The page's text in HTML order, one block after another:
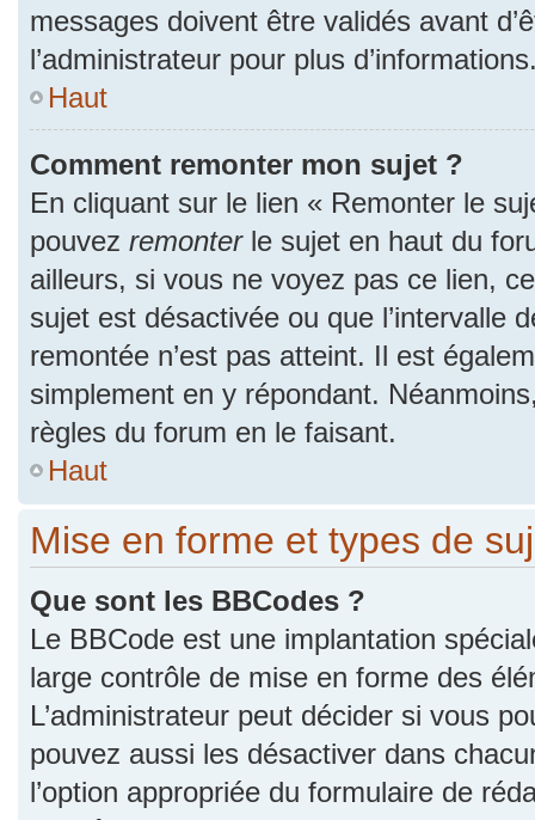
messages doivent être validés avant
l’administrateur pour plus
Haut
Comment remonter mon sujet ?
En cliquant sur le lien « Remonter le
pouvez remonterle sujet en haut du
ailleurs, si vous ne voyez pas ce lien,
sujet est désactivée ou que l’intervalle
remontée n’est pas atteint. Il est
simplement en y répondant.
règles du forum en le faisant.
Haut
Mise en forme et types de
Que sont les BBCodes ?
Le BBCode est une implantation
large contrôle de mise en forme des
L’administrateur peut décider si vous
pouvez aussi les désactiver dans
l’option appropriée du formulaire de